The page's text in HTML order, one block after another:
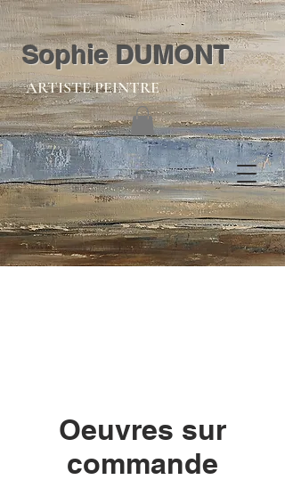
Sophie DUMONT
ARTISTE PEINTRE
Oeuvres sur
commande